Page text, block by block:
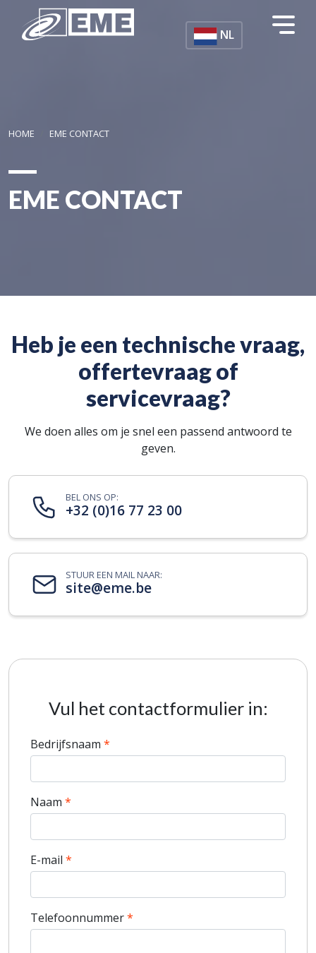
Overslaan en naar de inhoud gaan
NL
HOME EME CONTACT
EME CONTACT
Heb je een technische vraag,
offertevraag of
servicevraag?
We doen alles om je snel een passend antwoord te
geven.
BEL ONS OP:
+32 (0)16 77 23 00
STUUR EEN MAIL NAAR:
site@eme.be
Vul het contactformulier in:
Bedrijfsnaam
Naam
E-mail
Telefoonnummer